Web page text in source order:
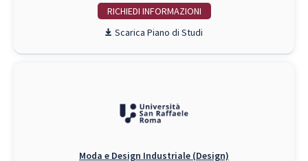
RICHIEDI INFO
Piano di Studi
Moda e Design Industriale (Design)